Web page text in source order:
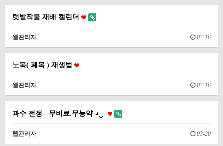
텃밭작물 재배 캘린더
웹관리자 03-16
노목( 폐목 ) 재생법
웹관리자 03-16
과수 전정 - 무비료.무농약 ◕‿-
웹관리자 03-20